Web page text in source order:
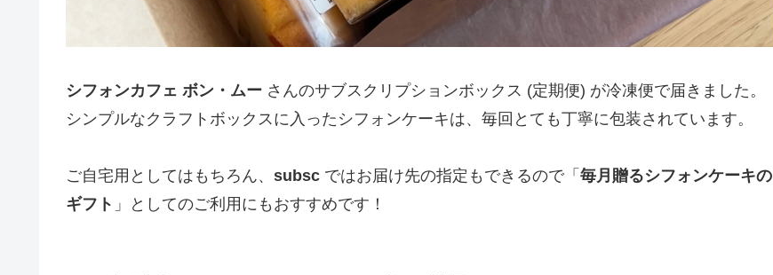
シフォンカフェ ボン・ムー さんのサブスクリプションボックス (定期便) が冷凍便で届きました。
シンプルなクラフトボックスに入ったシフォンケーキは、毎回とても丁寧に包装されています。
ご自宅用としてはもちろん、 subsc ではお届け先の指定もできるので「 毎月贈るシフォンケーキの
ギフト 」としてのご利用にもおすすめです！